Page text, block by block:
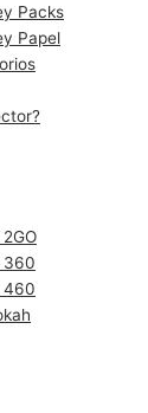
Packs
Papel
360
460